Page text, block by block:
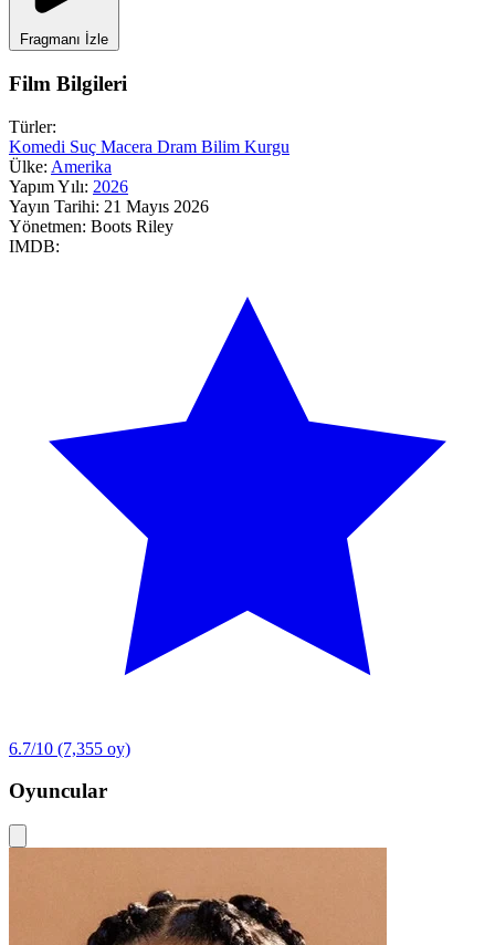
Fragmanı İzle
Film Bilgileri
Türler:
Komedi Suç Macera Dram Bilim Kurgu
Ülke: Amerika
Yapım Yılı: 2026
Yayın Tarihi: 21 Mayıs 2026
Yönetmen: Boots Riley
IMDB:
6.7/10 (7,355 oy)
Oyuncular